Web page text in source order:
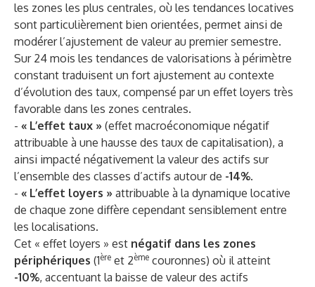
les zones les plus centrales, où les tendances locatives
sont particulièrement bien orientées, permet ainsi de
modérer l’ajustement de valeur au premier semestre.
Sur 24 mois les tendances de valorisations à périmètre
constant traduisent un fort ajustement au contexte
d’évolution des taux, compensé par un effet loyers très
favorable dans les zones centrales.
- « L’effet taux » (effet macroéconomique négatif
attribuable à une hausse des taux de capitalisation), a
ainsi impacté négativement la valeur des actifs sur
l’ensemble des classes d’actifs autour de -14%.
- « L’effet loyers » attribuable à la dynamique locative
de chaque zone diffère cependant sensiblement entre
les localisations.
Cet « effet loyers » est négatif dans les zones
périphériques (1ère et 2ème couronnes) où il atteint
-10%, accentuant la baisse de valeur des actifs